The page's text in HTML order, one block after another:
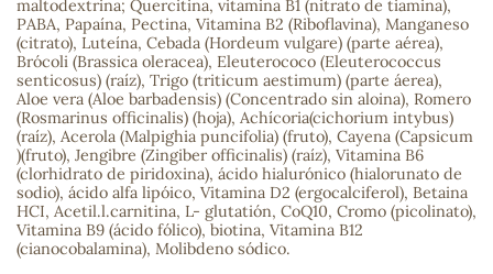
maltodextrina; Quercitina, vitamina B1 (nitrato de tiamina),
PABA, Papaína, Pectina, Vitamina B2 (Riboflavina), Manganeso
(citrato), Luteína, Cebada (Hordeum vulgare) (parte aérea),
Brócoli (Brassica oleracea), Eleuterococo (Eleuterococcus
senticosus) (raíz), Trigo (triticum aestimum) (parte áerea),
Aloe vera (Aloe barbadensis) (Concentrado sin aloina), Romero
(Rosmarinus officinalis) (hoja), Achícoria(cichorium intybus)
(raíz), Acerola (Malpighia puncifolia) (fruto), Cayena (Capsicum
)(fruto), Jengibre (Zingiber officinalis) (raíz), Vitamina B6
(clorhidrato de piridoxina), ácido hialurónico (hialorunato de
sodio), ácido alfa lipóico, Vitamina D2 (ergocalciferol), Betaina
HCI, Acetil.l.carnitina, L- glutatión, CoQ10, Cromo (picolinato),
Vitamina B9 (ácido fólico), biotina, Vitamina B12
(cianocobalamina), Molibdeno sódico.